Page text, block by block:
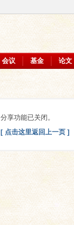
会议 基金 论文
分享功能已关闭。
[ 点击这里返回上一页 ]